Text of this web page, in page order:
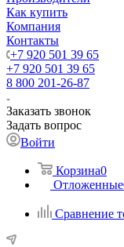
Как купить
Компания
Контакты
+7 920 501 39 65
+7 920 501 39 65
8 800 201-26-87
Заказать звонок
Задать вопрос
Войти
Корзина0
Отложенные
Сравнение